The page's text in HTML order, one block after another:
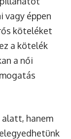
vagy éppen
köteléket
a kötelék
a női
alatt, hanem